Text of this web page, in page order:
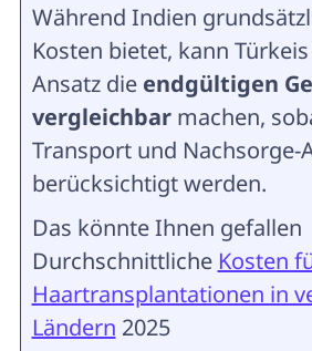
Während Indien
Kosten bietet, kann
Ansatz die endgültigen
vergleichbarmachen,
Transport und Nachsorge-
berücksichtigt werden.
Das könnte Ihnen gefallen
Durchschnittliche Kosten
Haartransplantationen in
Ländern 2025